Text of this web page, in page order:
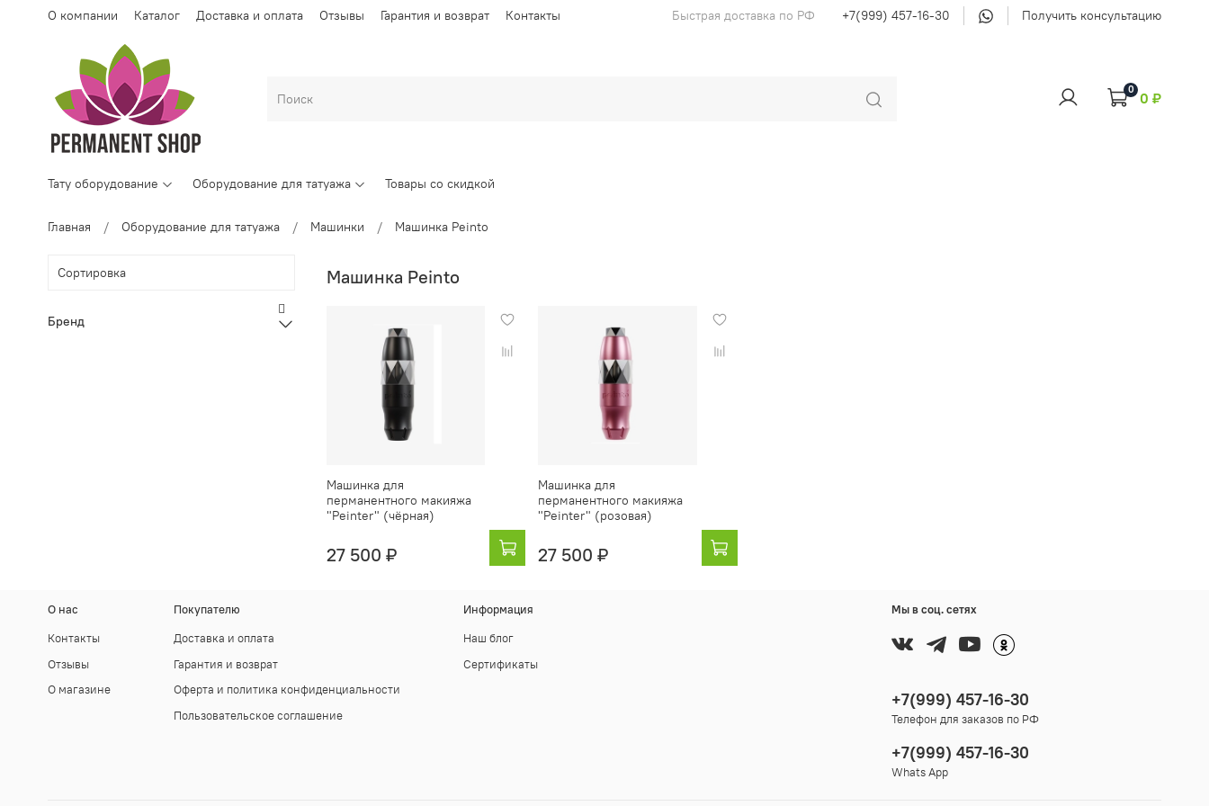
О компании Каталог Доставка и оплата Отзывы Гарантия и возврат Контакты Быстрая доставка по РФ +7(999) 457-16-30 Получить консультацию
0 0 ₽
Тату оборудование Оборудование для татуажа Товары со скидкой
Главная Оборудование для татуажа Машинки Машинка Peinto
Машинка Peinto
Машинка для
перманентного макияжа
"Peinter" (чёрная)
27 500 ₽
Машинка для
перманентного макияжа
"Peinter" (розовая)
27 500 ₽
Бренд
О нас
Контакты
Отзывы
О магазине
Покупателю
Доставка и оплата
Гарантия и возврат
Оферта и политика конфиденциальности
Пользовательское соглашение
Информация
Наш блог
Сертификаты
Мы в соц. сетях
+7(999) 457-16-30
Телефон для заказов по РФ
+7(999) 457-16-30
Whats App